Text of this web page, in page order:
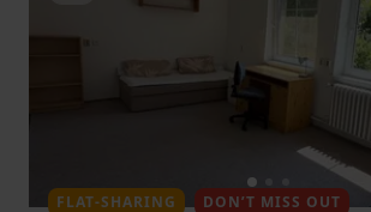
12 3
FLAT-SHARING DON’T MISS OUT